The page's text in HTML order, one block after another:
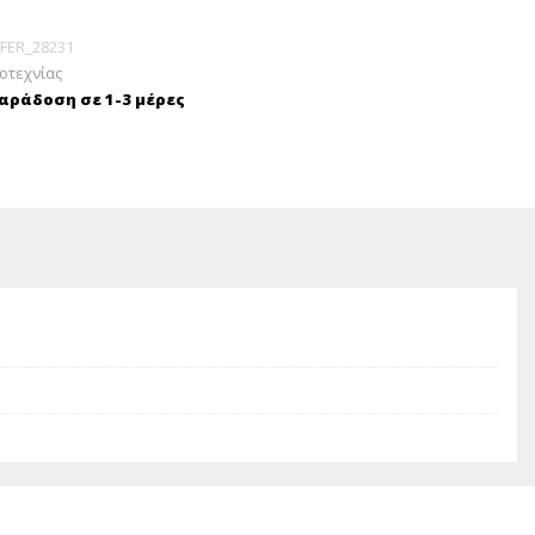
FER_28231
σε 1-3 μέρες